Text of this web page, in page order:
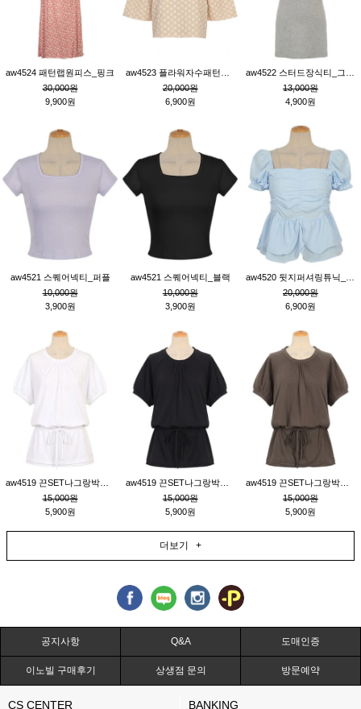
aw4524 패턴랩원피스_핑크
30,000원
9,900원
20,000원
6,900원
13,000원
4,900원
aw4521 스퀘어넥티_퍼플
10,000원
3,900원
aw4521 스퀘어넥티_블랙
10,000원
3,900원
20,000원
6,900원
15,000원
5,900원
15,000원
5,900원
15,000원
5,900원
더보기 +
공지사항 Q&A 도매인증
이노빌 구매후기 상생점 문의 방문예약
CS CENTER BANKING